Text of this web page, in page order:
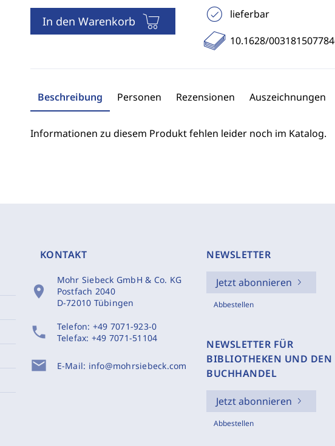
In den Warenkorb
lieferbar
10.1628/
Beschreibung Personen Rezensionen Auszeichnungen
Informationen zu diesem Produkt fehlen leider noch im Katalog.
KONTAKT
location_on
Mohr Siebeck GmbH & Co. KG
Postfach 2040
D-72010 Tübingen
phone Telefon: +49 7071-923-0
Telefax: +49 7071-51104
mail E-Mail: info@mohrsiebeck.com
NEWSLETTER
Jetzt abonnieren
Abbestellen
NEWSLETTER FÜR
BIBLIOTHEKEN UND DEN
BUCHHANDEL
Jetzt abonnieren
Abbestellen